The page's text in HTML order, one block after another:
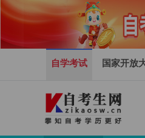
自学考试 国家开放